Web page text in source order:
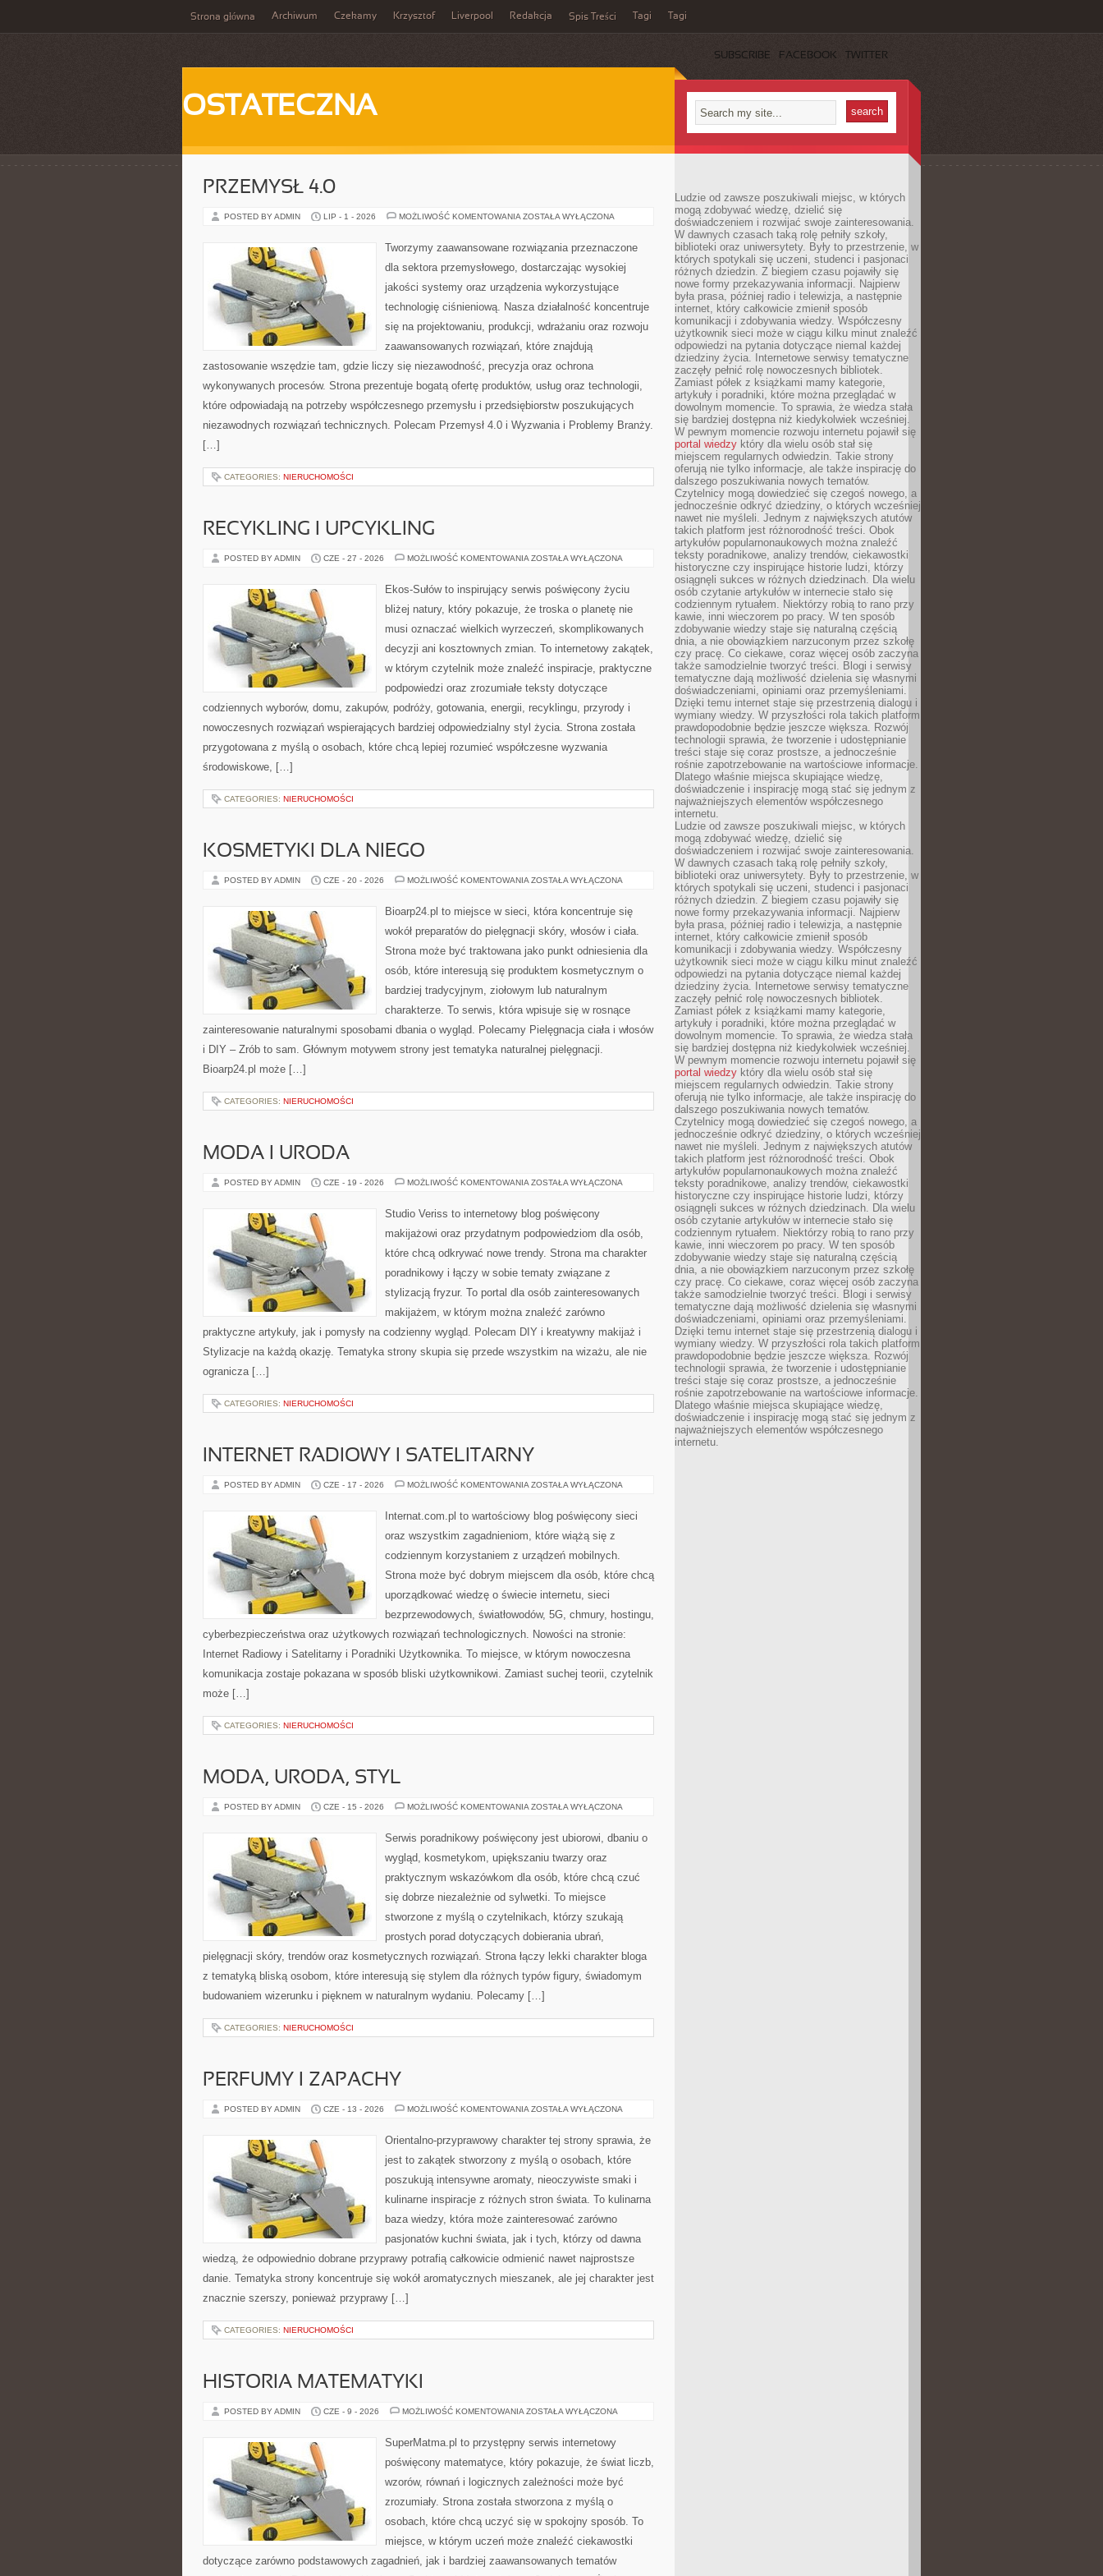
Strona główna Archiwum Czekamy Krzysztof Liverpool Redakcja Spis Treści Tagi Tagi
SUBSCRIBE FACEBOOK TWITTER
OSTATECZNA
PRZEMYSŁ 4.0
POSTED BY ADMIN LIP - 1 - 2026 MOŻLIWOŚĆ KOMENTOWANIA PRZEMYSŁ
ZOSTAŁA WYŁĄCZONA
Tworzymy zaawansowane rozwiązania przeznaczone
dla sektora przemysłowego, dostarczając wysokiej
jakości systemy oraz urządzenia wykorzystujące
technologię ciśnieniową. Nasza działalność koncentruje
się na projektowaniu, produkcji, wdrażaniu oraz rozwoju
zaawansowanych rozwiązań, które znajdują
zastosowanie wszędzie tam, gdzie liczy się niezawodność, precyzja oraz ochrona
wykonywanych procesów. Strona prezentuje bogatą ofertę produktów, usług oraz technologii,
które odpowiadają na potrzeby współczesnego przemysłu i przedsiębiorstw poszukujących
niezawodnych rozwiązań technicznych. Polecam Przemysł 4.0 i Wyzwania i Problemy Branży.
[…]
CATEGORIES: NIERUCHOMOŚCI
RECYKLING I UPCYKLING
POSTED BY ADMIN CZE - 27 - 2026 MOŻLIWOŚĆ KOMENTOWANIA RECYKLING
ZOSTAŁA WYŁĄCZONA
Ekos-Sułów to inspirujący serwis poświęcony życiu
bliżej natury, który pokazuje, że troska o planetę nie
musi oznaczać wielkich wyrzeczeń, skomplikowanych
decyzji ani kosztownych zmian. To internetowy zakątek,
w którym czytelnik może znaleźć inspiracje, praktyczne
podpowiedzi oraz zrozumiałe teksty dotyczące
codziennych wyborów, domu, zakupów, podróży, gotowania, energii, recyklingu, przyrody i
nowoczesnych rozwiązań wspierających bardziej odpowiedzialny styl życia. Strona została
przygotowana z myślą o osobach, które chcą lepiej rozumieć współczesne wyzwania
środowiskowe, […]
CATEGORIES: NIERUCHOMOŚCI
KOSMETYKI DLA NIEGO
POSTED BY ADMIN CZE - 20 - 2026 MOŻLIWOŚĆ KOMENTOWANIA KOSMETYKI
ZOSTAŁA WYŁĄCZONA
Bioarp24.pl to miejsce w sieci, która koncentruje się
wokół preparatów do pielęgnacji skóry, włosów i ciała.
Strona może być traktowana jako punkt odniesienia dla
osób, które interesują się produktem kosmetycznym o
bardziej tradycyjnym, ziołowym lub naturalnym
charakterze. To serwis, która wpisuje się w rosnące
zainteresowanie naturalnymi sposobami dbania o wygląd. Polecamy Pielęgnacja ciała i włosów
i DIY – Zrób to sam. Głównym motywem strony jest tematyka naturalnej pielęgnacji.
Bioarp24.pl może […]
CATEGORIES: NIERUCHOMOŚCI
MODA I URODA
POSTED BY ADMIN CZE - 19 - 2026 MOŻLIWOŚĆ KOMENTOWANIA MODA
ZOSTAŁA WYŁĄCZONA
Studio Veriss to internetowy blog poświęcony
makijażowi oraz przydatnym podpowiedziom dla osób,
które chcą odkrywać nowe trendy. Strona ma charakter
poradnikowy i łączy w sobie tematy związane z
stylizacją fryzur. To portal dla osób zainteresowanych
makijażem, w którym można znaleźć zarówno
praktyczne artykuły, jak i pomysły na codzienny wygląd. Polecam DIY i kreatywny makijaż i
Stylizacje na każdą okazję. Tematyka strony skupia się przede wszystkim na wizażu, ale nie
ogranicza […]
CATEGORIES: NIERUCHOMOŚCI
INTERNET RADIOWY I SATELITARNY
POSTED BY ADMIN CZE - 17 - 2026 MOŻLIWOŚĆ KOMENTOWANIA INTERNET
SATELITARNY
ZOSTAŁA WYŁĄCZONA
Internat.com.pl to wartościowy blog poświęcony sieci
oraz wszystkim zagadnieniom, które wiążą się z
codziennym korzystaniem z urządzeń mobilnych.
Strona może być dobrym miejscem dla osób, które chcą
uporządkować wiedzę o świecie internetu, sieci
bezprzewodowych, światłowodów, 5G, chmury, hostingu,
cyberbezpieczeństwa oraz użytkowych rozwiązań technologicznych. Nowości na stronie:
Internet Radiowy i Satelitarny i Poradniki Użytkownika. To miejsce, w którym nowoczesna
komunikacja zostaje pokazana w sposób bliski użytkownikowi. Zamiast suchej teorii, czytelnik
może […]
CATEGORIES: NIERUCHOMOŚCI
MODA, URODA, STYL
POSTED BY ADMIN CZE - 15 - 2026 MOŻLIWOŚĆ KOMENTOWANIA MODA,
ZOSTAŁA WYŁĄCZONA
Serwis poradnikowy poświęcony jest ubiorowi, dbaniu o
wygląd, kosmetykom, upiększaniu twarzy oraz
praktycznym wskazówkom dla osób, które chcą czuć
się dobrze niezależnie od sylwetki. To miejsce
stworzone z myślą o czytelnikach, którzy szukają
prostych porad dotyczących dobierania ubrań,
pielęgnacji skóry, trendów oraz kosmetycznych rozwiązań. Strona łączy lekki charakter bloga
z tematyką bliską osobom, które interesują się stylem dla różnych typów figury, świadomym
budowaniem wizerunku i pięknem w naturalnym wydaniu. Polecamy […]
CATEGORIES: NIERUCHOMOŚCI
PERFUMY I ZAPACHY
POSTED BY ADMIN CZE - 13 - 2026 MOŻLIWOŚĆ KOMENTOWANIA PERFUMY
ZOSTAŁA WYŁĄCZONA
Orientalno-przyprawowy charakter tej strony sprawia, że
jest to zakątek stworzony z myślą o osobach, które
poszukują intensywne aromaty, nieoczywiste smaki i
kulinarne inspiracje z różnych stron świata. To kulinarna
baza wiedzy, która może zainteresować zarówno
pasjonatów kuchni świata, jak i tych, którzy od dawna
wiedzą, że odpowiednio dobrane przyprawy potrafią całkowicie odmienić nawet najprostsze
danie. Tematyka strony koncentruje się wokół aromatycznych mieszanek, ale jej charakter jest
znacznie szerszy, ponieważ przyprawy […]
CATEGORIES: NIERUCHOMOŚCI
HISTORIA MATEMATYKI
POSTED BY ADMIN CZE - 9 - 2026 MOŻLIWOŚĆ KOMENTOWANIA HISTORIA
ZOSTAŁA WYŁĄCZONA
SuperMatma.pl to przystępny serwis internetowy
poświęcony matematyce, który pokazuje, że świat liczb,
wzorów, równań i logicznych zależności może być
zrozumiały. Strona została stworzona z myślą o
osobach, które chcą uczyć się w spokojny sposób. To
miejsce, w którym uczeń może znaleźć ciekawostki
dotyczące zarówno podstawowych zagadnień, jak i bardziej zaawansowanych tematów
Ludzie od zawsze poszukiwali miejsc, w których
mogą zdobywać wiedzę, dzielić się
doświadczeniem i rozwijać swoje zainteresowania.
W dawnych czasach taką rolę pełniły szkoły,
biblioteki oraz uniwersytety. Były to przestrzenie, w
których spotykali się uczeni, studenci i pasjonaci
różnych dziedzin. Z biegiem czasu pojawiły się
nowe formy przekazywania informacji. Najpierw
była prasa, później radio i telewizja, a następnie
internet, który całkowicie zmienił sposób
komunikacji i zdobywania wiedzy. Współczesny
użytkownik sieci może w ciągu kilku minut znaleźć
odpowiedzi na pytania dotyczące niemal każdej
dziedziny życia. Internetowe serwisy tematyczne
zaczęły pełnić rolę nowoczesnych bibliotek.
Zamiast półek z książkami mamy kategorie,
artykuły i poradniki, które można przeglądać w
dowolnym momencie. To sprawia, że wiedza stała
się bardziej dostępna niż kiedykolwiek wcześniej.
W pewnym momencie rozwoju internetu pojawił się
portal wiedzy który dla wielu osób stał się
miejscem regularnych odwiedzin. Takie strony
oferują nie tylko informacje, ale także inspirację do
dalszego poszukiwania nowych tematów.
Czytelnicy mogą dowiedzieć się czegoś nowego, a
jednocześnie odkryć dziedziny, o których wcześniej
nawet nie myśleli. Jednym z największych atutów
takich platform jest różnorodność treści. Obok
artykułów popularnonaukowych można znaleźć
teksty poradnikowe, analizy trendów, ciekawostki
historyczne czy inspirujące historie ludzi, którzy
osiągnęli sukces w różnych dziedzinach. Dla wielu
osób czytanie artykułów w internecie stało się
codziennym rytuałem. Niektórzy robią to rano przy
kawie, inni wieczorem po pracy. W ten sposób
zdobywanie wiedzy staje się naturalną częścią
dnia, a nie obowiązkiem narzuconym przez szkołę
czy pracę. Co ciekawe, coraz więcej osób zaczyna
także samodzielnie tworzyć treści. Blogi i serwisy
tematyczne dają możliwość dzielenia się własnymi
doświadczeniami, opiniami oraz przemyśleniami.
Dzięki temu internet staje się przestrzenią dialogu i
wymiany wiedzy. W przyszłości rola takich platform
prawdopodobnie będzie jeszcze większa. Rozwój
technologii sprawia, że tworzenie i udostępnianie
treści staje się coraz prostsze, a jednocześnie
rośnie zapotrzebowanie na wartościowe informacje.
Dlatego właśnie miejsca skupiające wiedzę,
doświadczenie i inspirację mogą stać się jednym z
najważniejszych elementów współczesnego
internetu.
Ludzie od zawsze poszukiwali miejsc, w których
mogą zdobywać wiedzę, dzielić się
doświadczeniem i rozwijać swoje zainteresowania.
W dawnych czasach taką rolę pełniły szkoły,
biblioteki oraz uniwersytety. Były to przestrzenie, w
których spotykali się uczeni, studenci i pasjonaci
różnych dziedzin. Z biegiem czasu pojawiły się
nowe formy przekazywania informacji. Najpierw
była prasa, później radio i telewizja, a następnie
internet, który całkowicie zmienił sposób
komunikacji i zdobywania wiedzy. Współczesny
użytkownik sieci może w ciągu kilku minut znaleźć
odpowiedzi na pytania dotyczące niemal każdej
dziedziny życia. Internetowe serwisy tematyczne
zaczęły pełnić rolę nowoczesnych bibliotek.
Zamiast półek z książkami mamy kategorie,
artykuły i poradniki, które można przeglądać w
dowolnym momencie. To sprawia, że wiedza stała
się bardziej dostępna niż kiedykolwiek wcześniej.
W pewnym momencie rozwoju internetu pojawił się
portal wiedzy który dla wielu osób stał się
miejscem regularnych odwiedzin. Takie strony
oferują nie tylko informacje, ale także inspirację do
dalszego poszukiwania nowych tematów.
Czytelnicy mogą dowiedzieć się czegoś nowego, a
jednocześnie odkryć dziedziny, o których wcześniej
nawet nie myśleli. Jednym z największych atutów
takich platform jest różnorodność treści. Obok
artykułów popularnonaukowych można znaleźć
teksty poradnikowe, analizy trendów, ciekawostki
historyczne czy inspirujące historie ludzi, którzy
osiągnęli sukces w różnych dziedzinach. Dla wielu
osób czytanie artykułów w internecie stało się
codziennym rytuałem. Niektórzy robią to rano przy
kawie, inni wieczorem po pracy. W ten sposób
zdobywanie wiedzy staje się naturalną częścią
dnia, a nie obowiązkiem narzuconym przez szkołę
czy pracę. Co ciekawe, coraz więcej osób zaczyna
także samodzielnie tworzyć treści. Blogi i serwisy
tematyczne dają możliwość dzielenia się własnymi
doświadczeniami, opiniami oraz przemyśleniami.
Dzięki temu internet staje się przestrzenią dialogu i
wymiany wiedzy. W przyszłości rola takich platform
prawdopodobnie będzie jeszcze większa. Rozwój
technologii sprawia, że tworzenie i udostępnianie
treści staje się coraz prostsze, a jednocześnie
rośnie zapotrzebowanie na wartościowe informacje.
Dlatego właśnie miejsca skupiające wiedzę,
doświadczenie i inspirację mogą stać się jednym z
najważniejszych elementów współczesnego
internetu.